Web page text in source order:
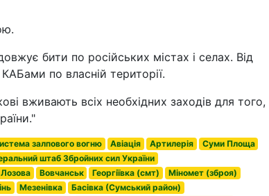
бити по російських містах і селах. Від
по власній території.
вживають всіх необхідних заходів для того,
залпового вогню Авіація Артилерія
Суми Площа
штаб Збройних сил України
Лозова Вовчанськ Георгіївка (смт)
Міномет (зброя)
Мезенівка
Басівка (Сумський район)